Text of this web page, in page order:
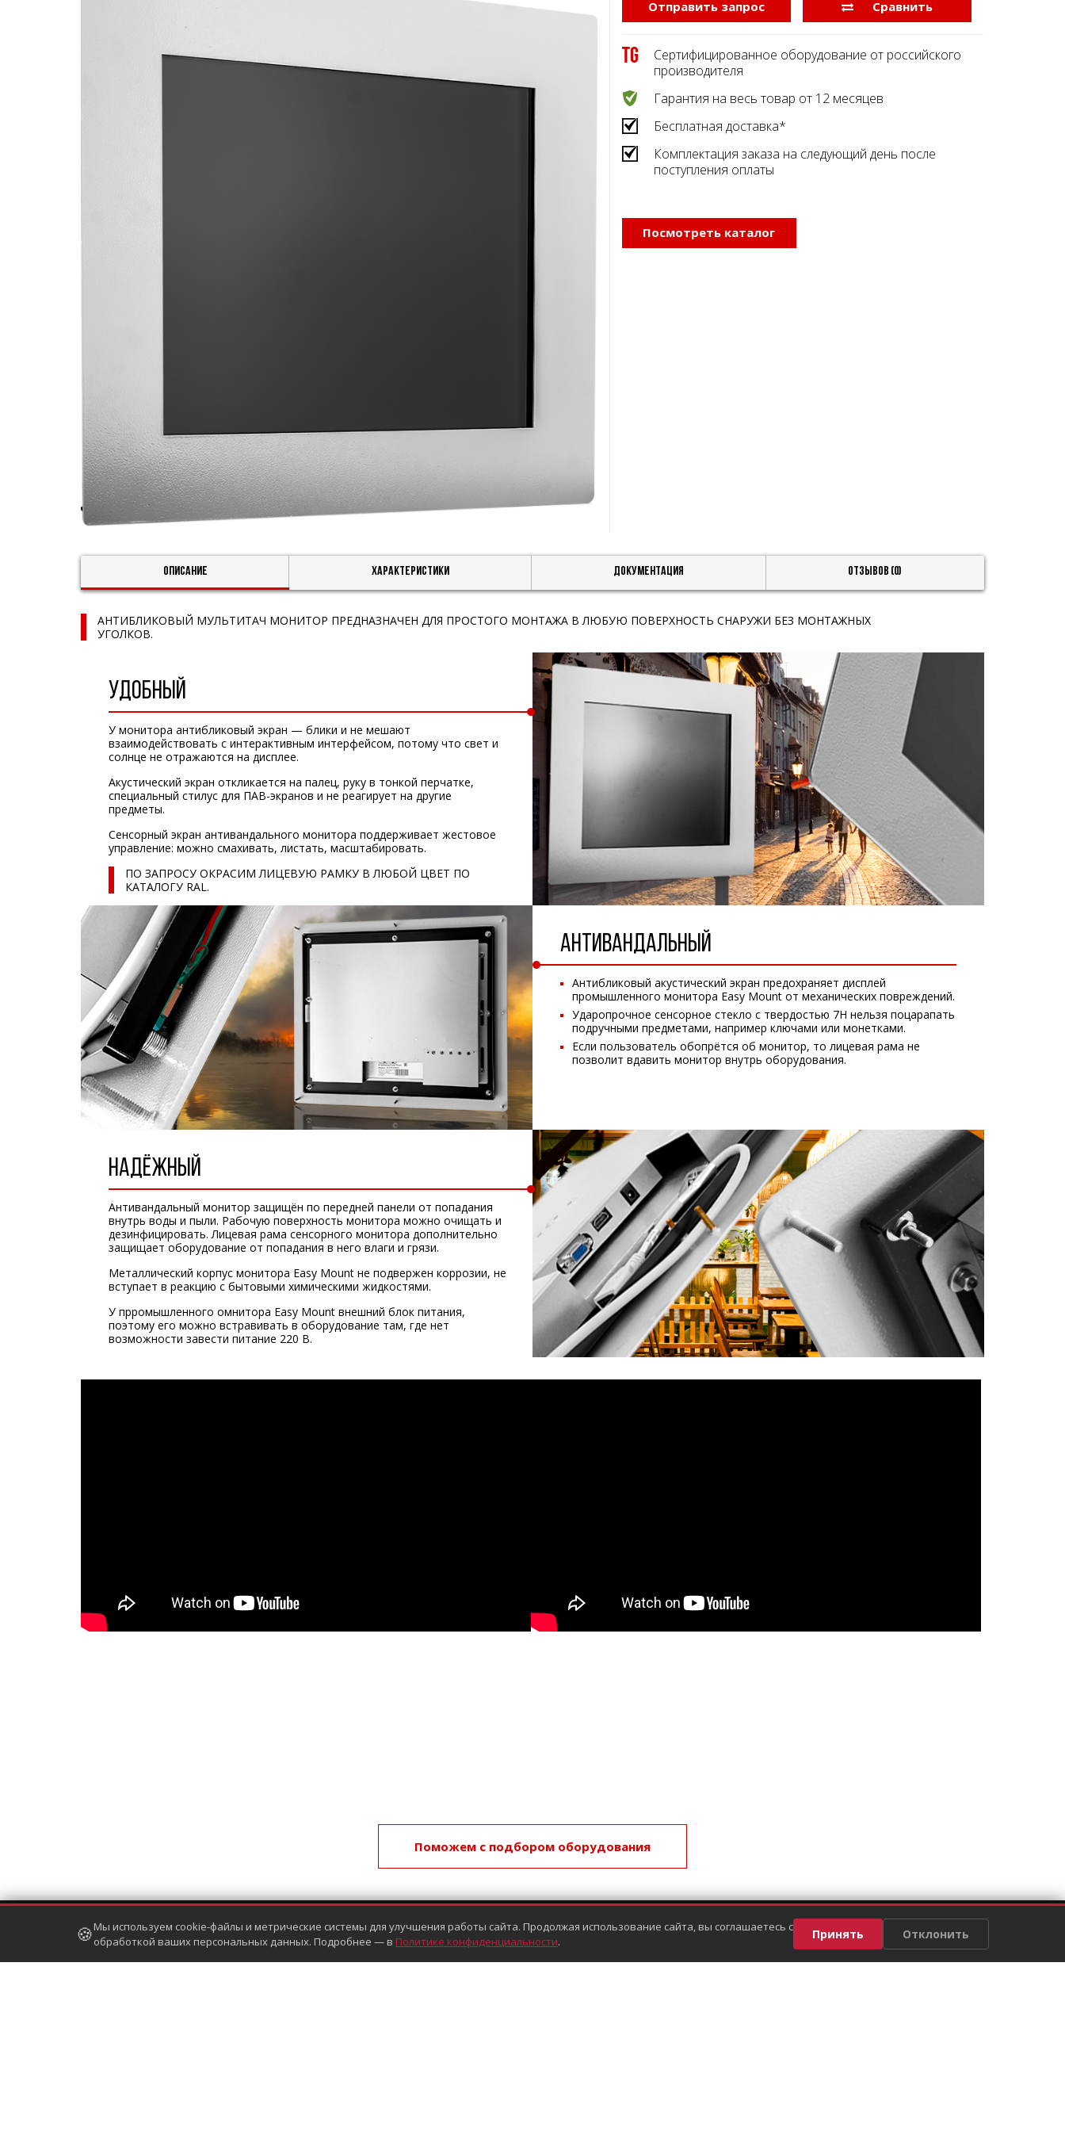
Отправить запрос Сравнить
Сертифицированное оборудование от российского
производителя
Гарантия на весь товар от 12 месяцев
Бесплатная доставка*
Комплектация заказа на следующий день после
поступления оплаты
Посмотреть каталог
Описание Характеристики Документация Отзывов (0)
АНТИБЛИКОВЫЙ МУЛЬТИТАЧ МОНИТОР ПРЕДНАЗНАЧЕН ДЛЯ ПРОСТОГО МОНТАЖА В ЛЮБУЮ ПОВЕРХНОСТЬ СНАРУЖИ БЕЗ МОНТАЖНЫХ
УГОЛКОВ.
УДОБНЫЙ
У монитора антибликовый экран — блики и не мешают
взаимодействовать с интерактивным интерфейсом, потому что свет и
солнце не отражаются на дисплее.
Акустический экран откликается на палец, руку в тонкой перчатке,
специальный стилус для ПАВ-экранов и не реагирует на другие
предметы.
Сенсорный экран антивандального монитора поддерживает жестовое
управление: можно смахивать, листать, масштабировать.
ПО ЗАПРОСУ ОКРАСИМ ЛИЦЕВУЮ РАМКУ В ЛЮБОЙ ЦВЕТ ПО
КАТАЛОГУ RAL.
АНТИВАНДАЛЬНЫЙ
Антибликовый акустический экран предохраняет дисплей
промышленного монитора Easy Mount от механических повреждений.
Ударопрочное сенсорное стекло с твердостью 7H нельзя поцарапать
подручными предметами, например ключами или монетками.
Если пользователь обопрётся об монитор, то лицевая рама не
позволит вдавить монитор внутрь оборудования.
НАДЁЖНЫЙ
Антивандальный монитор защищён по передней панели от попадания
внутрь воды и пыли. Рабочую поверхность монитора можно очищать и
дезинфицировать. Лицевая рама сенсорного монитора дополнительно
защищает оборудование от попадания в него влаги и грязи.
Металлический корпус монитора Easy Mount не подвержен коррозии, не
вступает в реакцию с бытовыми химическими жидкостями.
У прромышленного омнитора Easy Mount внешний блок питания,
поэтому его можно встравивать в оборудование там, где нет
возможности завести питание 220 В.
Поможем с подбором оборудования
СВЯЖИСЬ С НАМИ:
номер:+7 800 333-24-62
ПОДПИШИСЬ НА НАС: Похвалить/пожаловаться
🍪Мы используем cookie-файлы и метрические системы для улучшения работы сайта. Продолжая использование сайта, вы соглашаетесь с
обработкой ваших персональных данных. Подробнее — в Политике конфиденциальности. Принять Отклонить